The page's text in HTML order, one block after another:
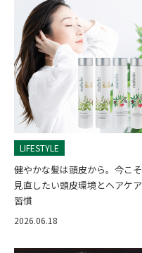
LIFESTYLE
健やかな髪は頭皮から。今こそ
見直したい頭皮環境とヘアケア
習慣
2026.06.18